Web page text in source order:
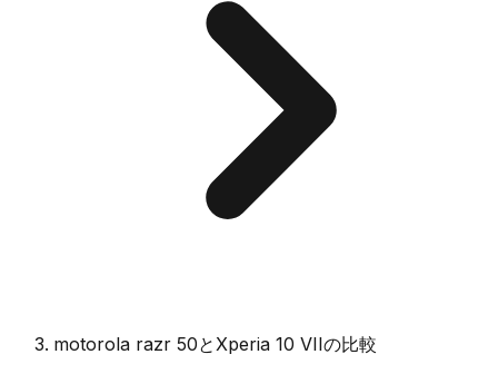
motorola razr 50とXperia 10 VIIの比較